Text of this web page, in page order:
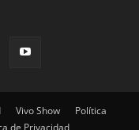
Vivo Show
Política
de Privacidad